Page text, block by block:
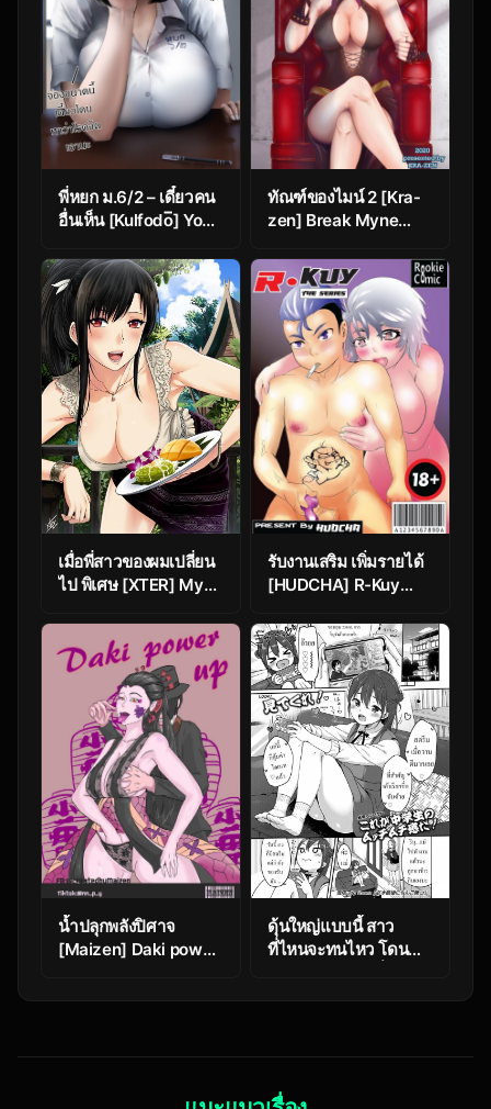
พี่หยก ม.6/2 – เดี๋ยวคน
อื่นเห็น [Kulfodo̅̅] Yok
ทัณฑ์ของไมน์ 2 [Kra-
zen] Break Myne
เมื่อพี่สาวของผมเปลี่ยน
ไป พิเศษ [XTER] My
รับงานเสริม เพิ่มรายได้
[HUDCHA] R-Kuy
น้ำปลุกพลังปิศาจ
[Maizen] Daki power
ดุ้นใหญ่แบบนี้ สาว
ที่ไหนจะทนไหว โดน
dick always wins in
the end!